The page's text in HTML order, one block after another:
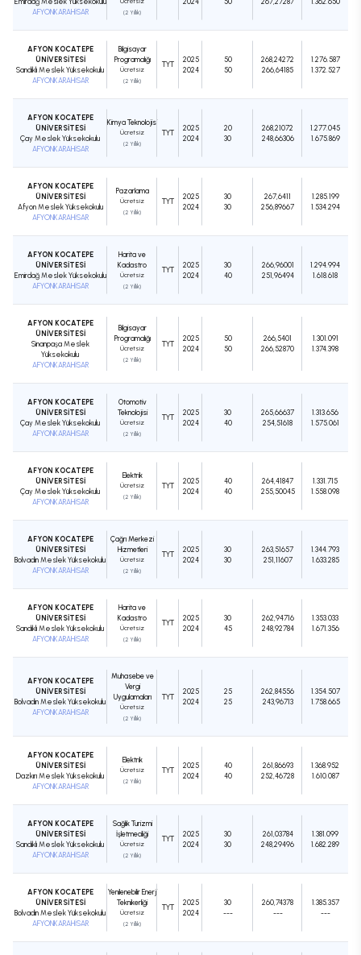
AFYONKARAHİSAR
(2 Yıllık)
AFYON KOCATEPE
ÜNİVERSİTESİ
Sandıklı Meslek Yüksekokulu
AFYONKARAHİSAR
Bilgisayar
Programcılığı
Ücretsiz
(2 Yıllık)
TYT
2025
2024
50
50
268,24272
266,64185
1.276.587
1.372.527
AFYON KOCATEPE
ÜNİVERSİTESİ
Çay Meslek Yüksekokulu
AFYONKARAHİSAR
Kimya Teknolojisi
Ücretsiz
(2 Yıllık)
TYT
2025
2024
20
30
268,21072
248,66306
1.277.045
1.675.869
AFYON KOCATEPE
ÜNİVERSİTESİ
Afyon Meslek Yüksekokulu
AFYONKARAHİSAR
Pazarlama
Ücretsiz
(2 Yıllık)
TYT
2025
2024
30
30
267,6411
256,89667
1.285.199
1.534.294
AFYON KOCATEPE
ÜNİVERSİTESİ
Emirdağ Meslek Yüksekokulu
AFYONKARAHİSAR
Harita ve
Kadastro
Ücretsiz
(2 Yıllık)
TYT
2025
2024
30
40
266,96001
251,96494
1.294.994
1.618.618
AFYON KOCATEPE
ÜNİVERSİTESİ
Sinanpaşa Meslek
Yüksekokulu
AFYONKARAHİSAR
Bilgisayar
Programcılığı
Ücretsiz
(2 Yıllık)
TYT
2025
2024
50
50
266,5401
266,52870
1.301.091
1.374.398
AFYON KOCATEPE
ÜNİVERSİTESİ
Çay Meslek Yüksekokulu
AFYONKARAHİSAR
Otomotiv
Teknolojisi
Ücretsiz
(2 Yıllık)
TYT
2025
2024
30
40
265,66637
254,51618
1.313.656
1.575.061
AFYON KOCATEPE
ÜNİVERSİTESİ
Çay Meslek Yüksekokulu
AFYONKARAHİSAR
Elektrik
Ücretsiz
(2 Yıllık)
TYT
2025
2024
40
40
264,41847
255,50045
1.331.715
1.558.098
AFYON KOCATEPE
ÜNİVERSİTESİ
Bolvadin Meslek Yüksekokulu
AFYONKARAHİSAR
Çağrı Merkezi
Hizmetleri
Ücretsiz
(2 Yıllık)
TYT
2025
2024
30
30
263,51657
251,11607
1.344.793
1.633.285
AFYON KOCATEPE
ÜNİVERSİTESİ
Sandıklı Meslek Yüksekokulu
AFYONKARAHİSAR
Harita ve
Kadastro
Ücretsiz
(2 Yıllık)
TYT
2025
2024
30
45
262,94716
248,92784
1.353.033
1.671.356
AFYON KOCATEPE
ÜNİVERSİTESİ
Bolvadin Meslek Yüksekokulu
AFYONKARAHİSAR
Muhasebe ve
Vergi
Uygulamaları
Ücretsiz
(2 Yıllık)
TYT
2025
2024
25
25
262,84556
243,96713
1.354.507
1.758.665
AFYON KOCATEPE
ÜNİVERSİTESİ
Dazkırı Meslek Yüksekokulu
AFYONKARAHİSAR
Elektrik
Ücretsiz
(2 Yıllık)
TYT
2025
2024
40
40
261,86693
252,46728
1.368.952
1.610.087
AFYON KOCATEPE
ÜNİVERSİTESİ
Sandıklı Meslek Yüksekokulu
AFYONKARAHİSAR
Sağlık Turizmi
İşletmeciliği
Ücretsiz
(2 Yıllık)
TYT
2025
2024
30
30
261,03784
248,29496
1.381.099
1.682.289
AFYON KOCATEPE
ÜNİVERSİTESİ
Bolvadin Meslek Yüksekokulu
AFYONKARAHİSAR
Yenilenebilir Enerji
Teknikerliği
Ücretsiz
(2 Yıllık)
TYT
2025
2024
30
---
260,74378
---
1.385.357
---